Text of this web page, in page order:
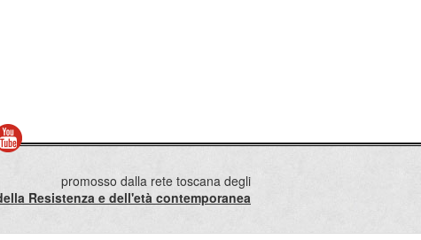
promosso dalla rete toscana degli
Resistenza e dell'età contemporanea